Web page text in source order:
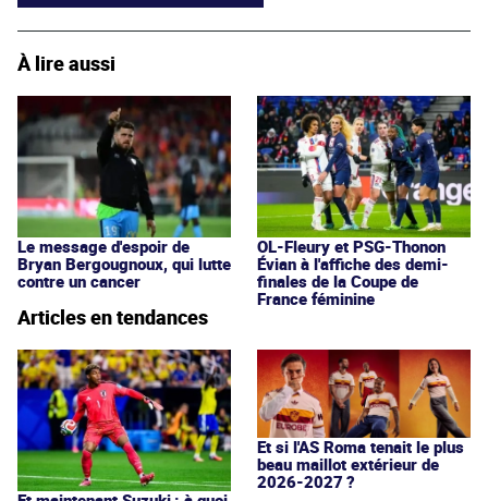
À lire aussi
Le message d'espoir de
Bryan Bergougnoux, qui lutte
contre un cancer
OL-Fleury et PSG-Thonon
Évian à l'affiche des demi-
finales de la Coupe de
France féminine
Articles en tendances
Et si l'AS Roma tenait le plus
beau maillot extérieur de
2026-2027 ?